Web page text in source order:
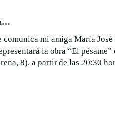
mi amiga María José
la obra “El pésame”
8), a partir de las 20:30